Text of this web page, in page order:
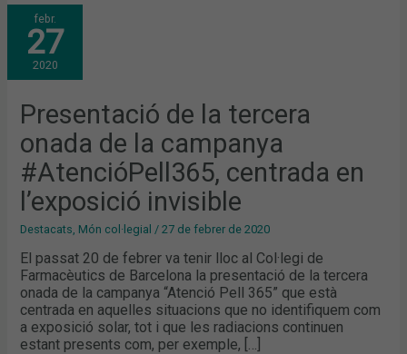
febr.
27
2020
Presentació de la tercera
onada de la campanya
#AtencióPell365, centrada en
l’exposició invisible
Destacats Món col·legial /27 de febrer de 2020
El passat 20 de febrer va tenir lloc al Col·legi de
Farmacèutics de Barcelona la presentació de la tercera
onada de la campanya “Atenció Pell 365” que està
centrada en aquelles situacions que no identifiquem com
a exposició solar, tot i que les radiacions continuen
estant presents com, per exemple, […]
PRESENTACIÓ
DE
LA
TERCERA
ONADA
DE
LA
#ATENCIÓPELL365,
CENTRADA
EN
L’EXPOSICIÓ
INVISIBLE